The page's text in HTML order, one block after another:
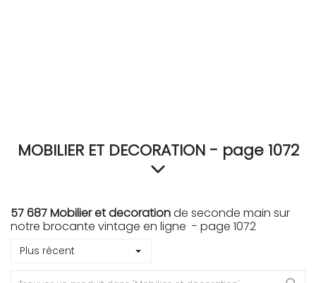
MOBILIER ET DECORATION - page 1072
57 687 Mobilier et decorationde seconde main sur
notre brocante vintage en ligne - page 1072
Plus récent